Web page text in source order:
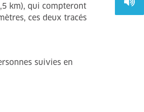
km), qui compteront
ces deux tracés
suivies en